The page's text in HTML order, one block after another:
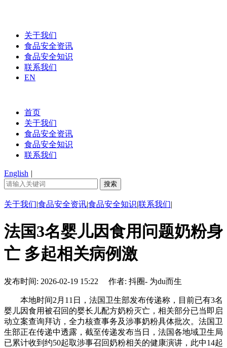
关于我们
食品安全资讯
食品安全知识
联系我们
EN
首页
关于我们
食品安全资讯
食品安全知识
联系我们
English |
关于我们|食品安全资讯|食品安全知识|联系我们|
法国3名婴儿因食用问题奶粉身
亡 多起相关病例激
发布时间: 2026-02-19 15:22 作者: 抖圈- 为du而生
本地时间2月11日，法国卫生部发布传递称，目前已有3名
婴儿因食用被召回的婴长儿配方奶粉灭亡，相关部分已当即启
动立案查询拜访，全力核查事务及涉事奶粉具体批次。法国卫
生部正在传递中透露，截至传递发布当日，法国各地域卫生局
已累计收到约50起取涉事召回奶粉相关的健康演讲，此中14起